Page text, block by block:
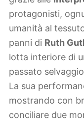
protagonisti,
umanità al
panni di Ruth
lotta interiore di
passato
La sua
mostrando con
conciliare due